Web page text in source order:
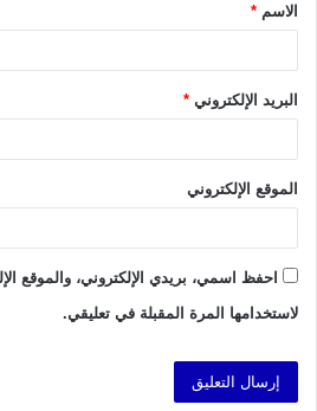
*الاسم *
البريد الإلكتروني *
الموقع الإلكتروني
احفظ اسمي، بريدي الإلكتروني، والموقع
لاستخدامها المرة المقبلة في تعليقي.